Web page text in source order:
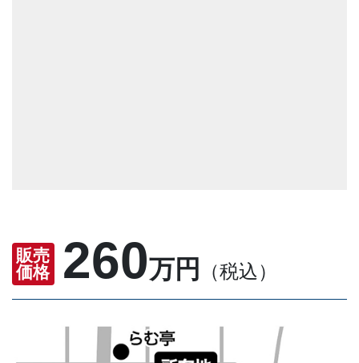
販売
価格
260万円 （税込）